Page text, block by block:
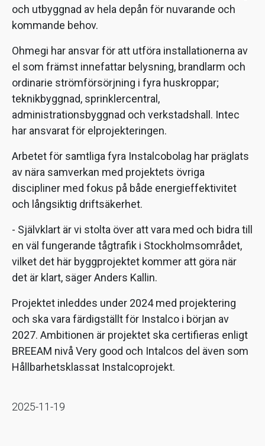
och utbyggnad av hela depån för nuvarande och
kommande behov.
Ohmegi har ansvar för att utföra installationerna av
el som främst innefattar belysning, brandlarm och
ordinarie strömförsörjning i fyra huskroppar;
teknikbyggnad, sprinklercentral,
administrationsbyggnad och verkstadshall. Intec
har ansvarat för elprojekteringen.
Arbetet för samtliga fyra Instalcobolag har präglats
av nära samverkan med projektets övriga
discipliner med fokus på både energieffektivitet
och långsiktig driftsäkerhet.
- Självklart är vi stolta över att vara med och bidra till
en väl fungerande tågtrafik i Stockholmsområdet,
vilket det här byggprojektet kommer att göra när
det är klart, säger Anders Kallin.
Projektet inleddes under 2024 med projektering
och ska vara färdigställt för Instalco i början av
2027. Ambitionen är projektet ska certifieras enligt
BREEAM nivå Very good och Intalcos del även som
Hållbarhetsklassat Instalcoprojekt.
2025-11-19